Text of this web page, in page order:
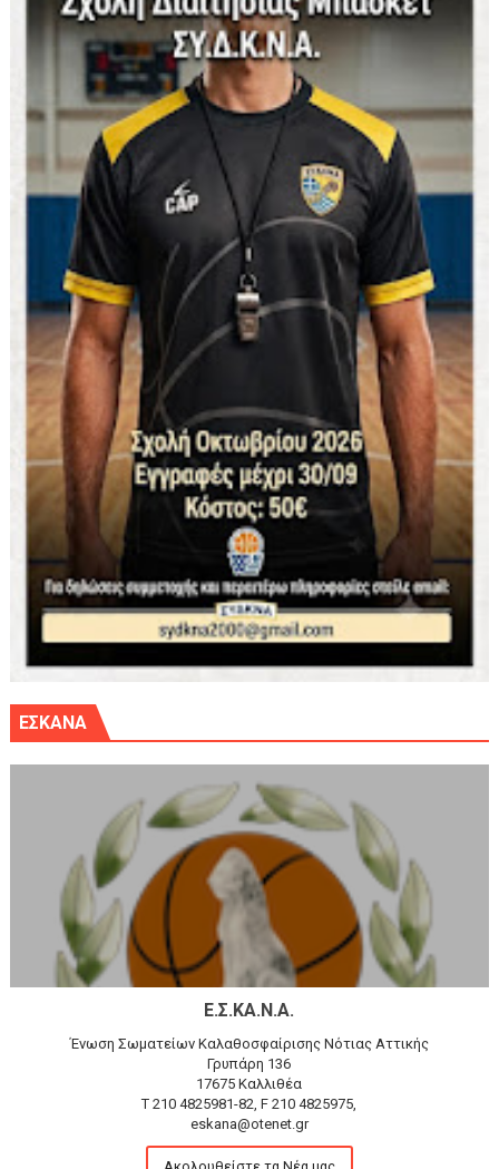
ΕΣΚΑΝΑ
Ε.Σ.ΚΑ.Ν.Α.
Ένωση Σωματείων Καλαθοσφαίρισης Νότιας Αττικής
Γρυπάρη 136
17675 Καλλιθέα
T 210 4825981-82, F 210 4825975,
eskana@otenet.gr